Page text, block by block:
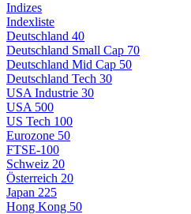
Indizes
Indexliste
Deutschland 40
Deutschland Small Cap 70
Deutschland Mid Cap 50
Deutschland Tech 30
USA Industrie 30
USA 500
US Tech 100
Eurozone 50
FTSE-100
Schweiz 20
Österreich 20
Japan 225
Hong Kong 50